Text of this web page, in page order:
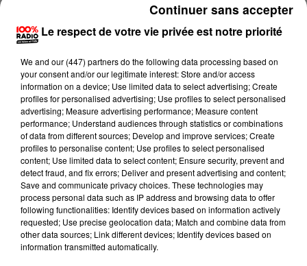
Lecture (2 min 22 sec)
100%
100% Radio les infos de l'Ariege
Le respect de votre vie privée est notre priorité
We and our (447) partnersdo the following data processing based on
your consent and/or our legitimate interest: Store and/or access
information on a device; Use limited data to select advertising; Create
profiles for personalised advertising; Use profiles to select personalised
advertising; Measure advertising performance; Measure content
performance; Understand audiences through statistics or combinations
of data from different sources; Develop and improve services; Create
profiles to personalise content; Use profiles to select personalised
content; Use limited data to select content; Ensure security, prevent and
detect fraud, and fix errors; Deliver and present advertising and content;
Save and communicate privacy choices. These technologies may
process personal data such as IP address and browsing data to offer
following functionalities: Identify devices based on information actively
requested; Use precise geolocation data; Match and combine data from
other data sources; Link different devices; Identify devices based on
information transmitted automatically.
Continuer sans accepter